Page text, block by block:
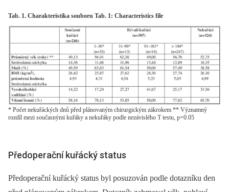
Tab. 1. Charakteristika souboru Tab. 1: Characteristics file
* Počet nekuřáckých dnů před plánovaným chirurgickým zákrokem ** Významný
rozdíl mezi současnými kuřáky a nekuřáky podle nezávislého T testu, p=0.05
Předoperační kuřácký status
Předoperační kuřácký status byl posuzován podle dotazníku den